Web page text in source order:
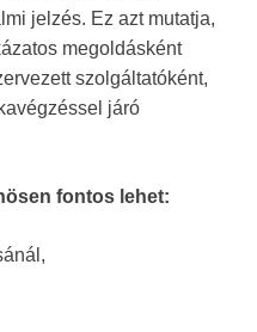
jelzés. Ez azt mutatja,
megoldásként
szolgáltatóként,
járó
fontos lehet: